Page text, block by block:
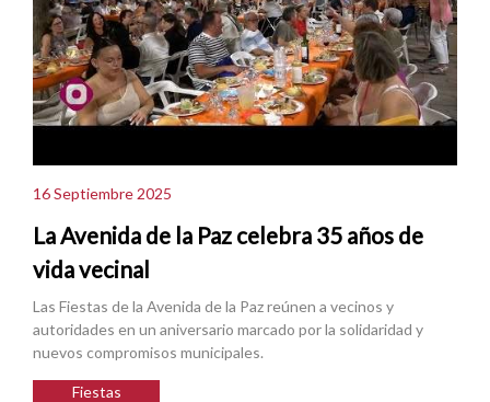
16 Septiembre 2025
La Avenida de la Paz celebra 35 años de
vida vecinal
Las Fiestas de la Avenida de la Paz reúnen a vecinos y
autoridades en un aniversario marcado por la solidaridad y
nuevos compromisos municipales.
Fiestas